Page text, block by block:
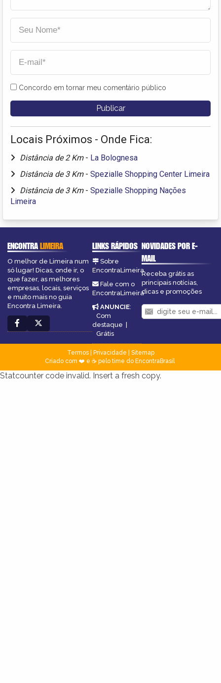
Concordo em tornar meu comentário público
Locais Próximos - Onde Fica:
Distância de 2 Km - La Bolognesa
Distância de 3 Km - Spezialle Shopping Center Limeira
Distância de 3 Km - Spezialle Shopping Nações
Limeira
ENCONTRALIMEIRA
O melhor de Limeira num
só lugar! Dicas, onde ir, o
que fazer, as melhores
empresas, locais, serviços
e muito mais no guia
Encontra Limeira.
LINKS RÁPIDOS
Sobre
EncontraLimeira
Fale com o
EncontraLimeira
ANUNCIE:
Com
destaque
Grátis
NOVIDADES POR E-
MAIL
Receba grátis as
principais notícias,
dicas e promoções
Termos| Privacidade
Sitemap
Criado com ❤️ e ☕ pelo time do EncontraBrasil
Statcounter code invalid. Insert a fresh copy.